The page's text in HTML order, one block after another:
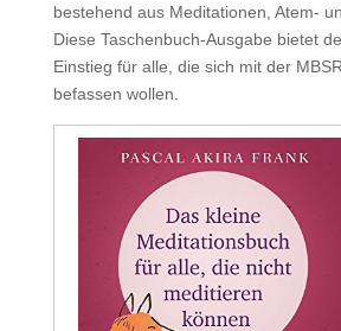
bestehend aus Meditationen, Atem-
Diese Taschenbuch-Ausgabe bietet
Einstieg für alle, die sich mit der
befassen wollen.